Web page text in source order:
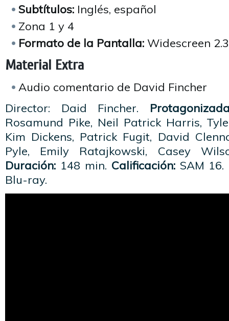
Subtítulos: Inglés, español
Zona 1 y 4
Formato de la Pantalla: Widescreen
Material Extra
Audio comentario de David Fincher
Director: Daid Fincher.
Rosamund Pike, Neil Patrick Harris,
Kim Dickens, Patrick Fugit, David
Pyle, Emily Ratajkowski, Casey
Duración: 148 min. Calificación:SAM 16.
Blu-ray.